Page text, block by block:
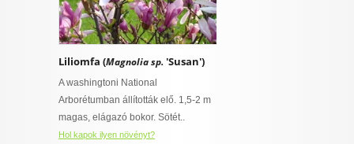
Liliomfa (Magnolia sp. 'Susan')
A washingtoni National
Arborétumban állították elő. 1,5-2 m
magas, elágazó bokor. Sötét..
Hol kapok ilyen növényt?